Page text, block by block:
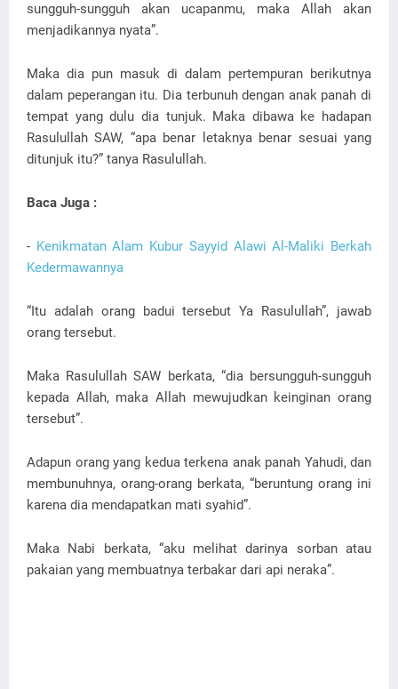
sungguh-sungguh akan ucapanmu, maka Allah akan
menjadikannya nyata”.
Maka dia pun masuk di dalam pertempuran berikutnya
dalam peperangan itu. Dia terbunuh dengan anak panah di
tempat yang dulu dia tunjuk. Maka dibawa ke hadapan
Rasulullah SAW, “apa benar letaknya benar sesuai yang
ditunjuk itu?” tanya Rasulullah.
Baca Juga :
- Kenikmatan Alam Kubur Sayyid Alawi Al-Maliki Berkah
Kedermawannya
“Itu adalah orang badui tersebut Ya Rasulullah”, jawab
orang tersebut.
Maka Rasulullah SAW berkata, “dia bersungguh-sungguh
kepada Allah, maka Allah mewujudkan keinginan orang
tersebut”.
Adapun orang yang kedua terkena anak panah Yahudi, dan
membunuhnya, orang-orang berkata, “beruntung orang ini
karena dia mendapatkan mati syahid”.
Maka Nabi berkata, “aku melihat darinya sorban atau
pakaian yang membuatnya terbakar dari api neraka”.